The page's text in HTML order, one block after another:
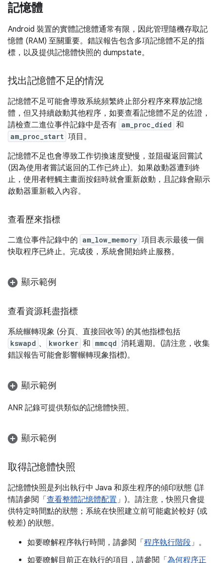
記憶體
Android 裝置的實體記憶體通常有限，因此管理隨機存取記
憶體 (RAM) 至關重要。錯誤報告包含多項記憶體不足的指
標，以及提供記憶體快照的 dumpstate。
找出記憶體不足的情況
記憶體不足可能會導致系統頻繁終止部分程序來釋放記憶
體，但又持續啟動其他程序，如要查看記憶體不足的佐證，
請檢查二進位事件記錄中是否有 am_proc_died 和
am_proc_start 項目。
記憶體不足也會導致工作切換速度變慢，並阻礙返回嘗試
(因為使用者嘗試返回的工作已終止)。如果啟動器遭到終
止，使用者輕觸主畫面按鈕時就會重新啟動，且記錄會顯示
啟動器重新載入內容。
查看歷來指標
二進位事件記錄中的 am_low_memory 項目表示最後一個
快取程序已終止。完成後，系統會開始終止服務。
顯示範例
查看資源耗盡指標
系統輾轉現象 (分頁、直接回收等) 的其他指標包括
kswapd 、 kworker 和 mmcqd 消耗週期。(請注意，收集
錯誤報告可能會影響輾轉現象指標)。
顯示範例
ANR 記錄可提供類似的記憶體快照。
顯示範例
取得記憶體快照
記憶體快照是列出執行中 Java 和原生程序的傾印狀態 (詳
情請參閱「 查看整體記憶體配置」)。請注意，快照只會提
供特定時間點的狀態；系統在快照建立前可能處於較好 (或
較差) 的狀態。
如要瞭解程序執行時間，請參閱「 程序執行階段」。
如要瞭解目前正在執行的項目，請參閱「 為何程序正